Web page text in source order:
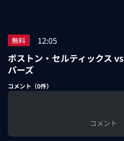
無料 12:05
ボストン・セルティックス
パーズ
コメント（0件）
コメント